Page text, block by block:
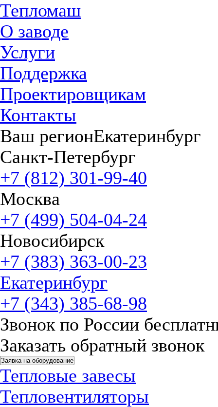
Тепломаш
О заводе
Услуги
Поддержка
Проектировщикам
Контакты
Ваш регионЕкатеринбург
Санкт-Петербург
+7 (812) 301-99-40
Москва
+7 (499) 504-04-24
Новосибирск
+7 (383) 363-00-23
Екатеринбург
+7 (343) 385-68-98
Звонок по России
Заказать обратный звонок
Заявка на оборудование
Тепловые завесы
Тепловентиляторы